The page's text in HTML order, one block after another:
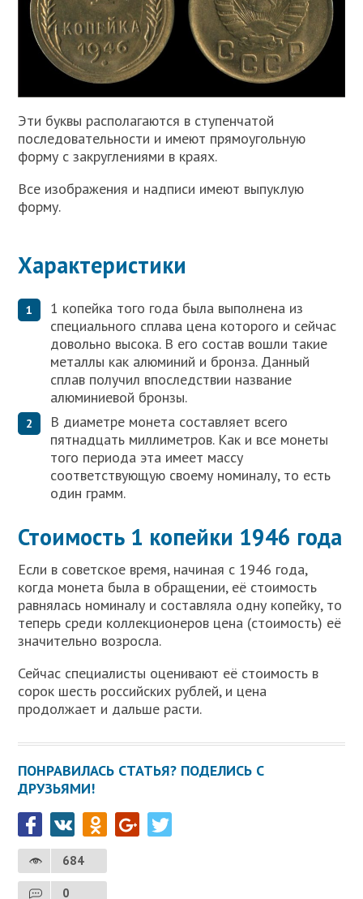
Эти буквы располагаются в ступенчатой
последовательности и имеют прямоугольную
форму с закруглениями в краях.
Все изображения и надписи имеют выпуклую
форму.
Характеристики
1 копейка того года была выполнена из
специального сплава цена которого и сейчас
довольно высока. В его состав вошли такие
металлы как алюминий и бронза. Данный
сплав получил впоследствии название
алюминиевой бронзы.
В диаметре монета составляет всего
пятнадцать миллиметров. Как и все монеты
того периода эта имеет массу
соответствующую своему номиналу, то есть
один грамм.
Стоимость 1 копейки 1946 года
Если в советское время, начиная с 1946 года,
когда монета была в обращении, её стоимость
равнялась номиналу и составляла одну копейку, то
теперь среди коллекционеров цена (стоимость) её
значительно возросла.
Сейчас специалисты оценивают её стоимость в
сорок шесть российских рублей, и цена
продолжает и дальше расти.
ПОНРАВИЛАСЬ СТАТЬЯ? ПОДЕЛИСЬ С
ДРУЗЬЯМИ!
684
0